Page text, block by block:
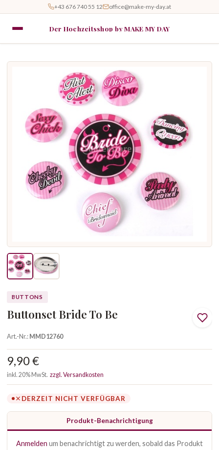
+43 676 740 55 12 office@make-my-day.at
Der Hochzeitsshop by MAKE MY DAY
BUTTONS
Buttonset Bride To Be
Art.-Nr.:MMD12760
9,90 €
inkl. 20% MwSt. zzgl. Versandkosten
DERZEIT NICHT VERFÜGBAR
Produkt-Benachrichtigung
Anmelden um benachrichtigt zu werden, sobald das Produkt